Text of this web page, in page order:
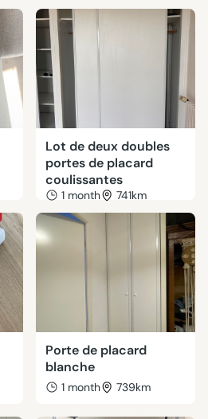
Lot de deux doubles
portes de placard
coulissantes
1 month 741km
Porte de placard
blanche
1 month 739km